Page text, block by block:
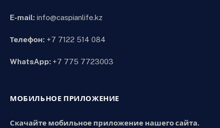
E-mail: info@caspianlife.kz
Телефон: +7 7122 514 084
WhatsApp: +7 775 7723003
МОБИЛЬНОЕ ПРИЛОЖЕНИЕ
Скачайте мобильное приложение нашего сайта.